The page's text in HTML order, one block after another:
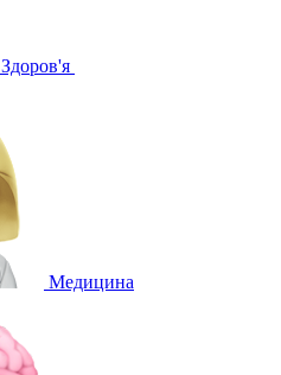
Здоров'я
Медицина